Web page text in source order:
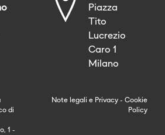
Piazza
Tito
Lucrezio
Caro 1
Milano
di
1 -
Note legali e Privacy - Cookie
Policy